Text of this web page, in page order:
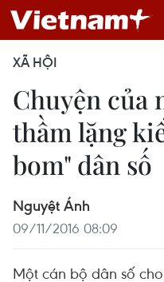
XÃ HỘI
Chuyện của
thầm lặng
bom" dân số
Nguyệt Ánh
09/11/2016 08:09
Một cán bộ dân số